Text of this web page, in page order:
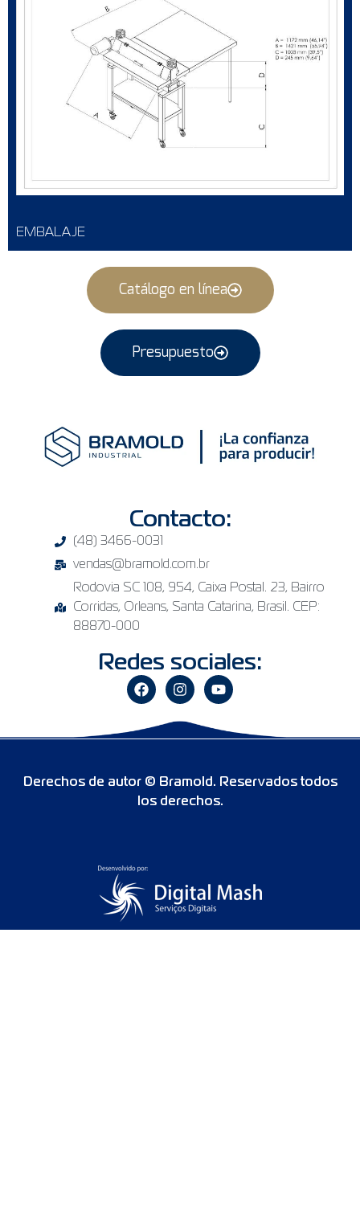
EMBALAJE
Catálogo en línea
Presupuesto
Contacto:
(48) 3466-0031
vendas@bramold.com.br
Rodovia SC 108, 954, Caixa Postal. 23, Bairro
Corridas, Orleans, Santa Catarina, Brasil. CEP:
88870-000
Redes sociales:
Derechos de autor © Bramold. Reservados todos
los derechos.